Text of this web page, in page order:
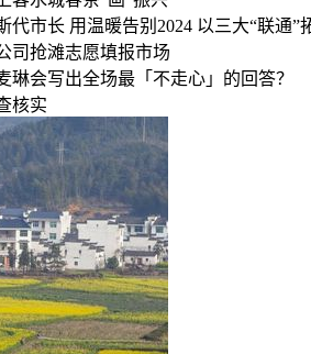
代市长 用温暖告别2024 以三大“联通
司抢滩志愿填报市场
琳会写出全场最「不走心」的回答？
核实